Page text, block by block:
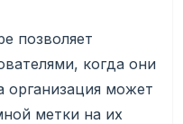
позволяет
когда они
организация может
метки на их